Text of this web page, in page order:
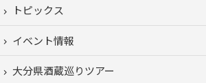
トピックス
イベント情報
大分県酒蔵巡りツアー